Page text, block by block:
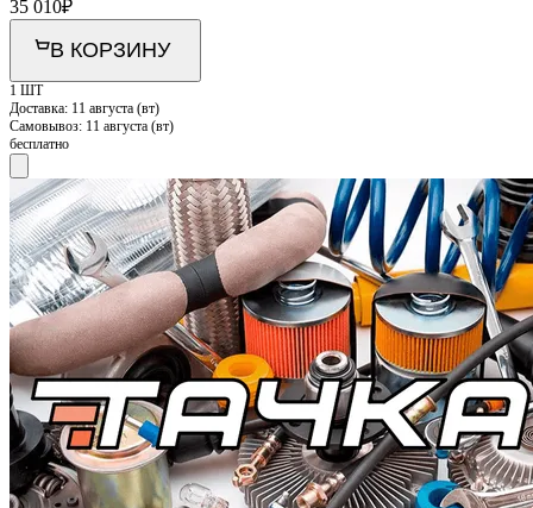
35 010₽
В КОРЗИНУ
1 ШТ
Доставка: 11 августа (вт)
Самовывоз: 11 августа (вт)
бесплатно